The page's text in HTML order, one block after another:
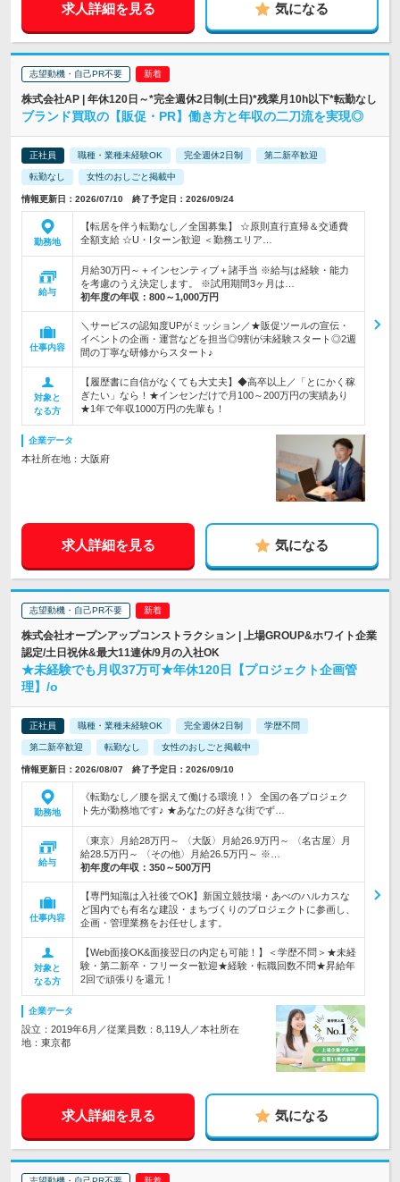
求人詳細を見る 気になる
志望動機・自己PR不要
株式会社AP | 年休120日～*完全週休2日制(土日)*残業月10h以下*転勤なし
ブランド買取の【販促・PR】働き方と年収の二刀流を実現◎
正社員 職種・業種未経験OK 完全週休2日制 第二新卒歓迎
転勤なし 女性のおしごと掲載中
情報更新日：2026/07/10 終了予定日：2026/09/24
勤務地
【転居を伴う転勤なし／全国募集】 ☆原則直行直帰＆交通費
全額支給 ☆U・Iターン歓迎 ＜勤務エリア…
給与
月給30万円～＋インセンティブ＋諸手当 ※給与は経験・能力
を考慮のうえ決定します。 ※試用期間3ヶ月は…
初年度の年収： 800～1,000万円
仕事内容
＼サービスの認知度UPがミッション／★販促ツールの宣伝・
イベントの企画・運営などを担当◎9割が未経験スタート◎2週
間の丁寧な研修からスタート♪
対象と
なる方
【履歴書に自信がなくても大丈夫】◆高卒以上／「とにかく稼
ぎたい」なら！★インセンだけで月100～200万円の実績あり
★1年で年収1000万円の先輩も！
企業データ
本社所在地：大阪府
求人詳細を見る 気になる
志望動機・自己PR不要
株式会社オープンアップコンストラクション | 上場GROUP&ホワイト企業
認定/土日祝休&最大11連休/9月の入社OK
★未経験でも月収37万可★年休120日【プロジェクト企画管
理】/o
正社員 職種・業種未経験OK 完全週休2日制 学歴不問
第二新卒歓迎 転勤なし 女性のおしごと掲載中
情報更新日：2026/08/07 終了予定日：2026/09/10
勤務地
《転勤なし／腰を据えて働ける環境！》 全国の各プロジェク
ト先が勤務地です♪ ★あなたの好きな街でず…
給与
〈東京〉月給28万円～ 〈大阪〉月給26.9万円～ 〈名古屋〉月
給28.5万円～ 〈その他〉月給26.5万円～ ※…
初年度の年収： 350～500万円
仕事内容
【専門知識は入社後でOK】新国立競技場・あべのハルカスな
ど国内でも有名な建設・まちづくりのプロジェクトに参画し、
企画・管理業務をお任せします。
対象と
なる方
【Web面接OK&面接翌日の内定も可能！】＜学歴不問＞★未経
験・第二新卒・フリーター歓迎★経験・転職回数不問★昇給年
2回で頑張りを還元！
企業データ
設立：2019年6月／従業員数：8,119人／本社所在
地：東京都
求人詳細を見る 気になる